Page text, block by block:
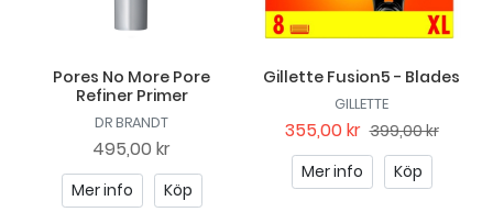
Pores No More Pore
Refiner Primer
DR BRANDT
495,00 kr
Mer info Köp
Gillette Fusion5 - Blades
GILLETTE
355,00 kr 399,00 kr
Mer info
Köp